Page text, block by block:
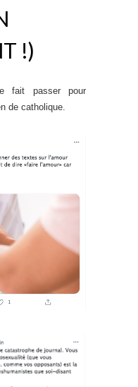
!)
fait passer pour
de catholique.